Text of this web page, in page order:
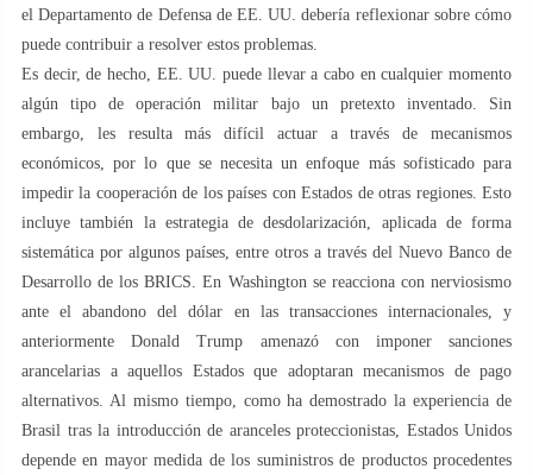
el Departamento de Defensa de EE. UU. debería reflexionar sobre cómo
puede contribuir a resolver estos problemas.
Es decir, de hecho, EE. UU. puede llevar a cabo en cualquier momento
algún tipo de operación militar bajo un pretexto inventado. Sin
embargo, les resulta más difícil actuar a través de mecanismos
económicos, por lo que se necesita un enfoque más sofisticado para
impedir la cooperación de los países con Estados de otras regiones. Esto
incluye también la estrategia de desdolarización, aplicada de forma
sistemática por algunos países, entre otros a través del Nuevo Banco de
Desarrollo de los BRICS. En Washington se reacciona con nerviosismo
ante el abandono del dólar en las transacciones internacionales, y
anteriormente Donald Trump amenazó con imponer sanciones
arancelarias a aquellos Estados que adoptaran mecanismos de pago
alternativos. Al mismo tiempo, como ha demostrado la experiencia de
Brasil tras la introducción de aranceles proteccionistas, Estados Unidos
depende en mayor medida de los suministros de productos procedentes